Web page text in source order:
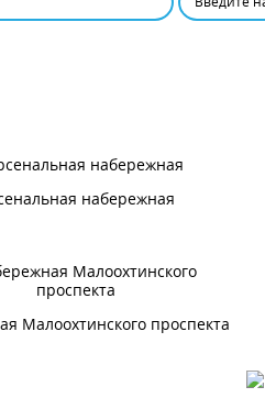
набережная
Малоохтинского проспекта